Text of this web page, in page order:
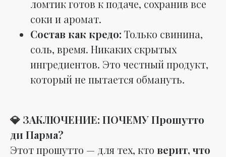
ломтик готов к подаче, сохранив все
соки и аромат.
Состав как кредо: Только свинина,
соль, время. Никаких скрытых
ингредиентов. Это честный продукт,
который не пытается обмануть.
💎 ЗАКЛЮЧЕНИЕ: ПОЧЕМУ Прошутто
ди Парма?
Этот прошутто — для тех, кто верит, что